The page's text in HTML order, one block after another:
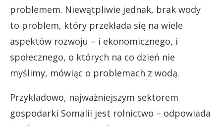
problemem. Niewątpliwie jednak, brak wody
to problem, który przekłada się na wiele
aspektów rozwoju – i ekonomicznego, i
społecznego, o których na co dzień nie
myślimy, mówiąc o problemach z wodą.
Przykładowo, najważniejszym sektorem
gospodarki Somalii jest rolnictwo – odpowiada